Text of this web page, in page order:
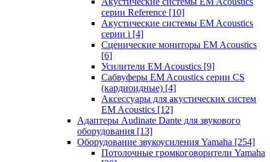
серии Reference [10]
Акустические системы EM Acoustics
серии i [4]
Сценические мониторы EM Acoustics
[6]
Усилители EM Acoustics [9]
Сабвуферы EM Acoustics серии CS
(кардиоидные) [4]
Аксессуары для акустических систем
EM Acoustics [12]
Адаптеры Audinate Dante для звукового
оборудования [13]
Оборудование звукоусиления Yamaha [254]
Потолочные громкоговорители Yamaha